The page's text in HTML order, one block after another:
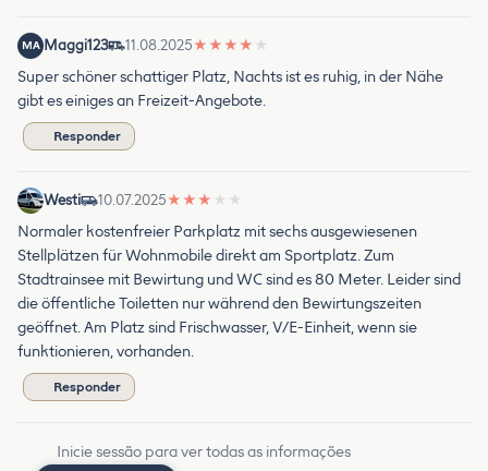
MA Maggi123 11.08.2025★ ★ ★ ★ ★
Super schöner schattiger Platz, Nachts ist es ruhig, in der Nähe
gibt es einiges an Freizeit-Angebote.
Responder
Westi 10.07.2025★ ★ ★ ★ ★
Normaler kostenfreier Parkplatz mit sechs ausgewiesenen
Stellplätzen für Wohnmobile direkt am Sportplatz. Zum
Stadtrainsee mit Bewirtung und WC sind es 80 Meter. Leider sind
die öffentliche Toiletten nur während den Bewirtungszeiten
geöffnet. Am Platz sind Frischwasser, V/E-Einheit, wenn sie
funktionieren, vorhanden.
Responder
Inicie sessão para ver todas as informações